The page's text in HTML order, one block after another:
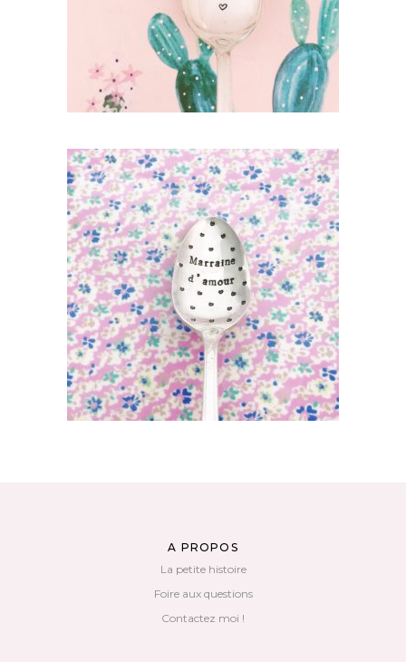
AJOUTER AU PANIER
PETITE CUILLÈRE GRAVÉE VINTAGE :
MARRAINE D’AMOUR
36,00
AJOUTER AU PANIER
A PROPOS
La petite histoire
Foire aux questions
Contactez moi !